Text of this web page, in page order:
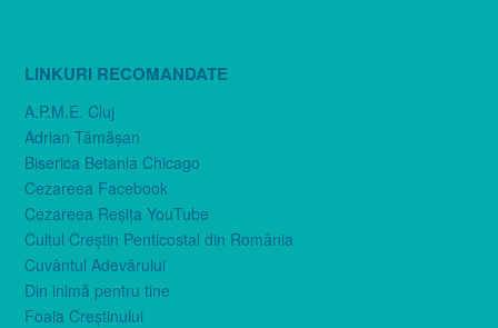
LINKURI RECOMANDATE
A.P.M.E. Cluj
Adrian Tămăşan
Biserica Betania Chicago
Cezareea Facebook
Cezareea Reşiţa YouTube
Cultul Creştin Penticostal din România
Cuvântul Adevărului
Din inimă pentru tine
Foaia Creştinului